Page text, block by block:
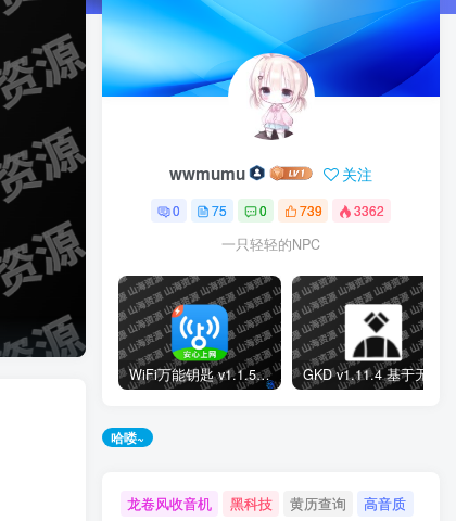
wwmumu 关注
0 75 0 739 3362
一只轻轻的NPC
WiFi万能钥匙 v1.1.58/v5.1.88 极速版，连接免费WiFi的上网神器，解锁会员版
哈喽~
龙卷风收音机 黑科技 黄历查询
高音质